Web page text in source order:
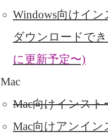
Windows向けイ
ダウンロードで
に更新予定〜)
Mac
Mac向けインス
Mac向けアンイン